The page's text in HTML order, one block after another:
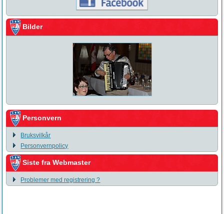
Bilder
Personvern
Bruksvilkår
Personvernpolicy
Siste fra Webmaster
Problemer med registrering ?